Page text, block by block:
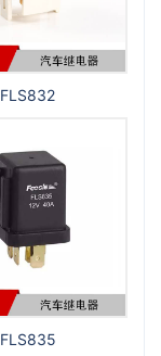
FLS832
FLS835